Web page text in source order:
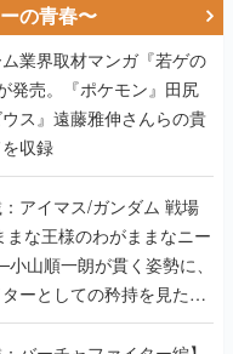
の青春〜
業界取材マンガ『若ゲの
発売。『ポケモン』田尻
ス』遠藤雅伸さんらの貴
収録
アイマス/ガンダム 戦場
まな王様のわがままなニー
山順一朗が貫く姿勢に、
ーとしての矜持を見た
終回】